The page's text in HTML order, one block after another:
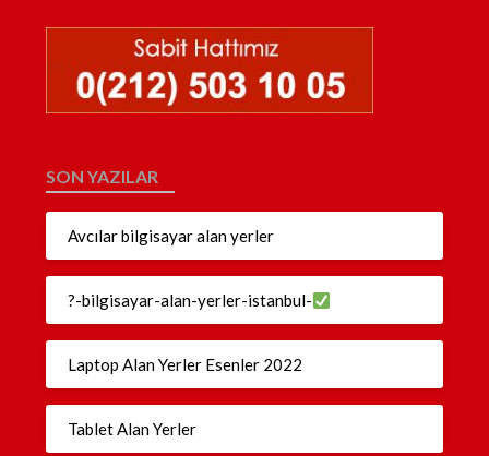
SON YAZILAR
Avcılar bilgisayar alan yerler
?-bilgisayar-alan-yerler-istanbul-
Laptop Alan Yerler Esenler 2022
Tablet Alan Yerler